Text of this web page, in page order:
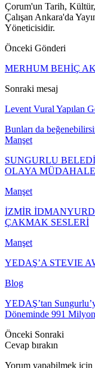
Çorum'un Tarih,
Çalışan Ankara'da
Yöneticisidir.
Önceki Gönderi
MERHUM BEHİÇ
Sonraki mesaj
Levent Vural Yapılan
Bunları da
Manşet
SUNGURLU
OLAYA
Manşet
İZMİR
ÇAKMAK SESLERİ
Manşet
YEDAŞ’A STEVIE
Blog
YEDAŞ’tan
Döneminde 991
Önceki Sonraki
Cevap bırakın
Yorum yapabilmek için